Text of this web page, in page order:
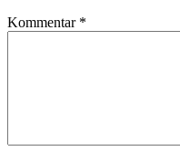
Kommentar *